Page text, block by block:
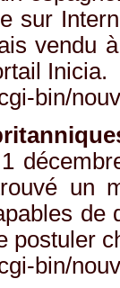
sur
vendu
Inicia.
bin/
un
de
postuler
bin/